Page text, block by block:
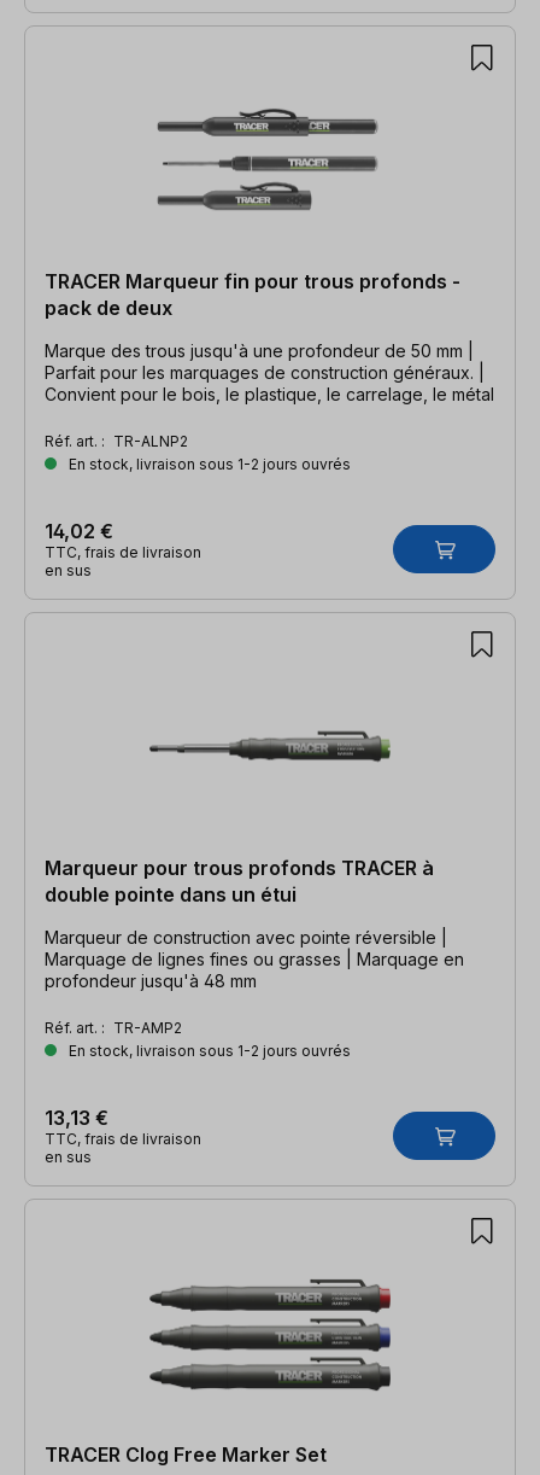
TRACER Marqueur fin pour trous profonds -
pack de deux
Marque des trous jusqu'à une profondeur de 50 mm |
Parfait pour les marquages de construction généraux. |
Convient pour le bois, le plastique, le carrelage, le métal
Réf. art. : TR-ALNP2
En stock, livraison sous 1-2 jours ouvrés
14,02 €
TTC, frais de livraison
en sus
Marqueur pour trous profonds TRACER à
double pointe dans un étui
Marqueur de construction avec pointe réversible |
Marquage de lignes fines ou grasses | Marquage en
profondeur jusqu'à 48 mm
Réf. art. : TR-AMP2
En stock, livraison sous 1-2 jours ouvrés
13,13 €
TTC, frais de livraison
en sus
TRACER Clog Free Marker Set